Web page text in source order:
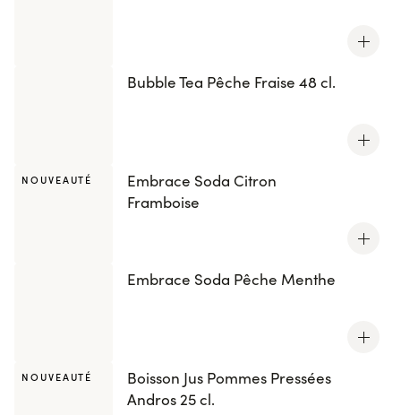
Bubble Tea Pêche Fraise 48 cl.
NOUVEAUTÉ
Embrace Soda Citron
Framboise
Embrace Soda Pêche Menthe
NOUVEAUTÉ
Boisson Jus Pommes Pressées
Andros 25 cl.